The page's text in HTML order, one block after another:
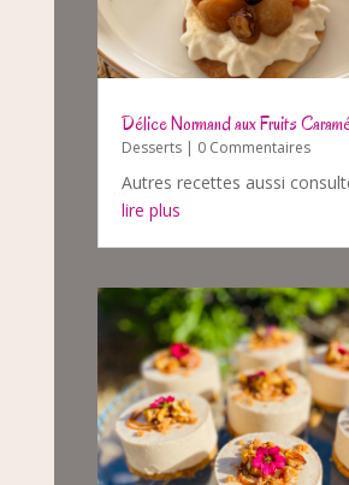
Délice Normand aux Fruits
Desserts| 0 Commentaires
Autres recettes aussi
lire plus